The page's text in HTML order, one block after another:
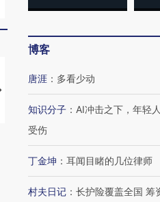
育部长拱下台
【推广】走进第四届链博
会，让数智科技“链”接产
【特别呈现】
有意思的生活
博客
唐涯 ： 多看少动
知识分子 ： AI冲击之下，年轻
受伤
丁金坤 ： 耳闻目睹的几位律师
村夫日记 ： 长护险覆盖全国 筹